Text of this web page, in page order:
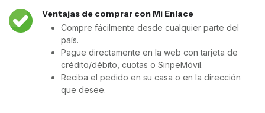
Ventajas de comprar con Mi Enlace
Compre fácilmente desde cualquier parte del
país.
Pague directamente en la web con tarjeta de
crédito/débito, cuotas o SinpeMóvil.
Reciba el pedido en su casa o en la dirección
que desee.